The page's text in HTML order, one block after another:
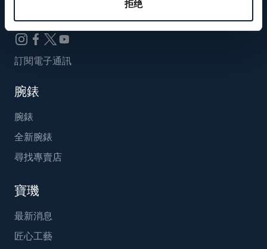
拒绝
訂閱電子通訊
腕錶
腕錶
全新腕錶
尋找專賣店
寶璣
最新消息
匠心工藝